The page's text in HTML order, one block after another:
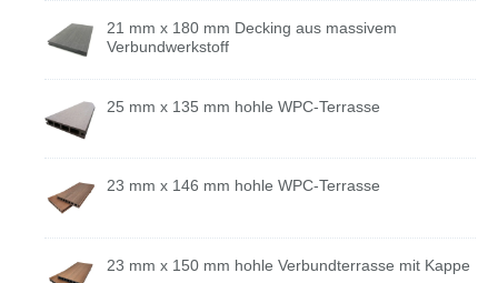
21 mm x 180 mm Decking aus massivem
Verbundwerkstoff
25 mm x 135 mm hohle WPC-Terrasse
23 mm x 146 mm hohle WPC-Terrasse
23 mm x 150 mm hohle Verbundterrasse mit Kappe